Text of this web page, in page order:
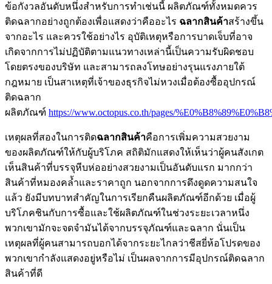
ข้อกังวลอันดับหนึ่งสำหรับการทำเช่นนี้ ผลิตภัณฑ์ทั้งหมดควร
ติดฉลากอย่างถูกต้องเพื่อแสดงว่าคืออะไร ฉลากสินค้าสร้างขึ้น
จากอะไร และควรใช้อย่างไร อุบัติเหตุหรือการบาดเจ็บที่อาจ
เกิดจากการไม่ปฏิบัติตามแนวทางเหล่านี้เป็นความรับผิดชอบ
โดยตรงของบริษัท และสามารถลงโทษอย่างรุนแรงภายใต้
กฎหมาย เป็นสาเหตุที่เจ้าของธุรกิจไม่หวงเมื่อต้องซื้ออุปกรณ์
ติดฉลาก
ผลิตภัณฑ์ https://www.octopus.co.th/pages/
เหตุผลที่สองในการติดฉลากสินค้าคือการเพิ่มความสวยงาม
ของผลิตภัณฑ์ให้กับผู้บริโภค สถิติมักแสดงให้เห็นว่าผู้คนสังเกต
เห็นสินค้าที่บรรจุหีบห่ออย่างสวยงามเป็นอันดับแรก มากกว่า
สินค้าที่หมองคล้ำและราคาถูก นอกจากการดึงดูดความสนใจ
แล้ว ยังมีบทบาทสำคัญในการเรียกคืนผลิตภัณฑ์อีกด้วย เมื่อผู้
บริโภคชินกับการซื้อและใช้ผลิตภัณฑ์ในช่วงระยะเวลาหนึ่ง
พวกเขามักจะจดจำมันได้จากบรรจุภัณฑ์และฉลาก นั่นเป็น
เหตุผลที่ผู้คนสามารถบอกได้จากระยะไกลว่าชีสยี่ห้อโปรดของ
พวกเขากำลังแสดงอยู่หรือไม่ เป็นผลจากการมีอุปกรณ์ติดฉลาก
สินค้าที่ดี